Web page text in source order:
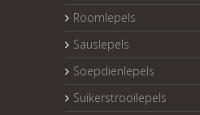
Roomlepels
Sauslepels
Soepdienlepels
Suikerstrooilepels